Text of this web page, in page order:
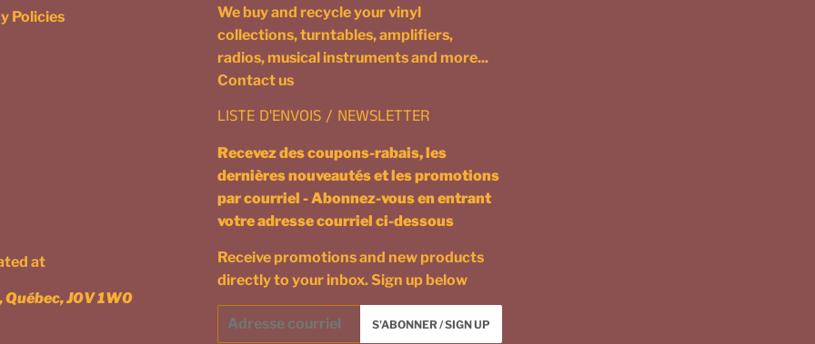
Policies
We buy and recycle your vinyl
collections, turntables, amplifiers,
radios, musical instruments and more...
Contact us
at
J0V 1W0
LISTE D'ENVOIS / NEWSLETTER
Recevez des coupons-rabais, les
dernières nouveautés et les promotions
par courriel - Abonnez-vous en entrant
votre adresse courriel ci-dessous
Receive promotions and new products
directly to your inbox. Sign up below
Courriel
S'ABONNER / SIGN UP